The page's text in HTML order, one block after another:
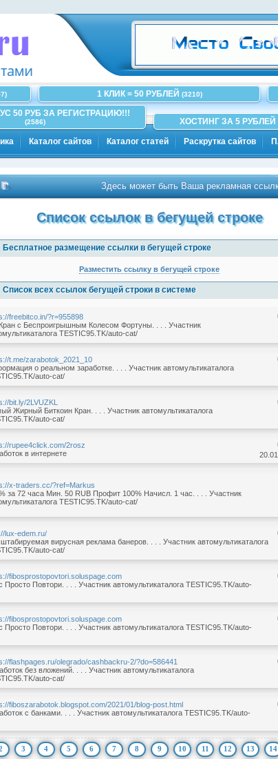
1 КЛИК = 50 РУБЛЕЙ (3210)
50 РУБ ЗА РЕГИСТРАЦИЮ!!!
(2586) ХОСТИНГ ЗА 5
Каталог сайтов Каталог статей Раскрутка сайтов
Здесь может быть Ваша рекламная ссылка..
Список ссылок в бегущей строке
Бесплатное размещение ссылки в бегущей строке
Разместить ссылку в бегущей строке
Список всех ссылок бегущей строки в системе
freebitco.in/?r=955898
с Беспроигрышным Колесом Фортуны. . . . Участник
TESTIC95.TK/auto-cat/
t.me/zarabotok_2021_10
о реальном заработке. . . . Участник автомультикаталога
auto-cat/
bit.ly/2LVUZKL
Жирный Биткоин Кран. . . . Участник автомультикаталога
auto-cat/
rupee4click.com/2rosz
в интернете
x-traders.cc/?ref=Markus
за 72 часа Мин. 50 RUB Профит 100% Начисл. 1 час. . . . Участник
TESTIC95.TK/auto-cat/
lux-edem.ru/
вирусная реклама банеров. . . . Участник автомультикаталога
auto-cat/
fibosprostopovtori.soluspage.com
Просто Повтори. . . . Участник автомультикаталога TESTIC95.TK/auto-
fibosprostopovtori.soluspage.com
Просто Повтори. . . . Участник автомультикаталога TESTIC95.TK/auto-
flashpages.ru/olegrado/cashbackru-2/?do=586441
без вложений. . . . Участник автомультикаталога
auto-cat/
fiboszarabotok.blogspot.com/2021/01/blog-post.html
с банками. . . . Участник автомультикаталога TESTIC95.TK/auto-
3 4 5 6 7 8 9 10 11 12 13 14